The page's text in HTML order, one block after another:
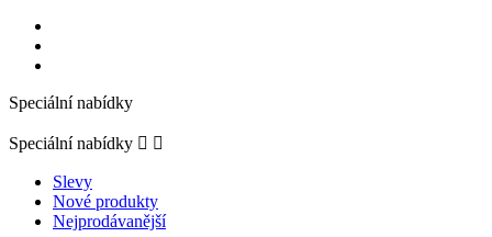
Speciální nabídky
Speciální nabídky  
Slevy
Nové produkty
Nejprodávanější